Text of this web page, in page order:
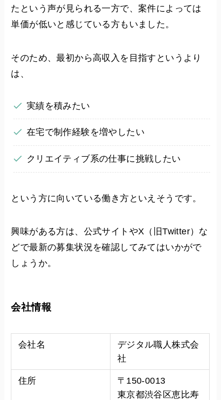
たという声が見られる一方で、案件によっては
単価が低いと感じている方もいました。
そのため、最初から高収入を目指すというより
は、
実績を積みたい
在宅で制作経験を増やしたい
クリエイティブ系の仕事に挑戦したい
という方に向いている働き方といえそうです。
興味がある方は、公式サイトやX（旧Twitter）な
どで最新の募集状況を確認してみてはいかがで
しょうか。
会社情報
会社名
デジタル職人株式会
社
住所
〒150-0013
東京都渋谷区恵比寿